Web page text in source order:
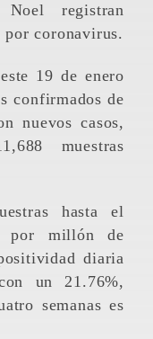
registran
por coronavirus.
confirmados de
nuevos casos,
muestras
por millón de
diaria
un 21.76%,
semanas es